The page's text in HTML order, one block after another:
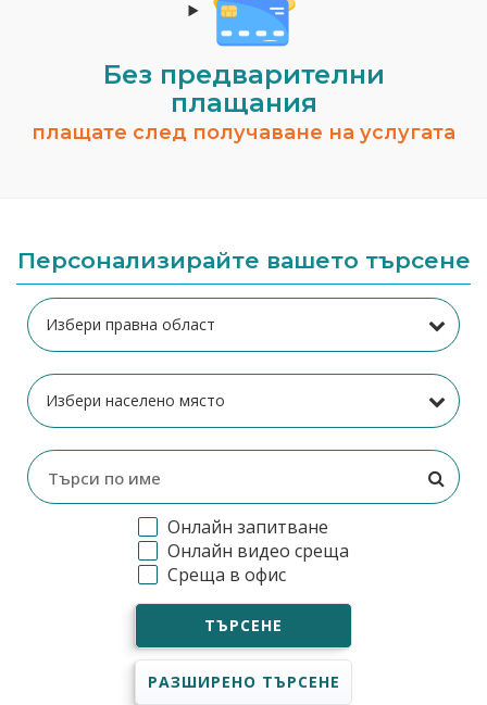
Без предварителни
плащания
плащате след получаване на услугата
Персонализирайте вашето търсене
Онлайн запитване
Онлайн видео среща
Среща в офис
ТЪРСЕНЕ
РАЗШИРЕНО ТЪРСЕНЕ